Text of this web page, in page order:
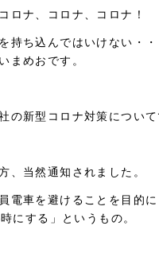
ロナ、コロナ、コロナ！
持ち込んではいけない・
まめおです。
の新型コロナ対策について
、当然通知されました。
電車を避けることを目的
にする」というもの。